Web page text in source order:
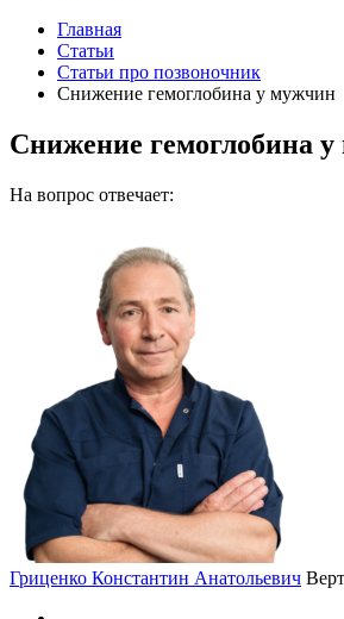
Главная
Статьи
Статьи про позвоночник
Снижение гемоглобина у мужчин
Снижение гемоглобина
На вопрос отвечает:
Гриценко Константин Анатольевич